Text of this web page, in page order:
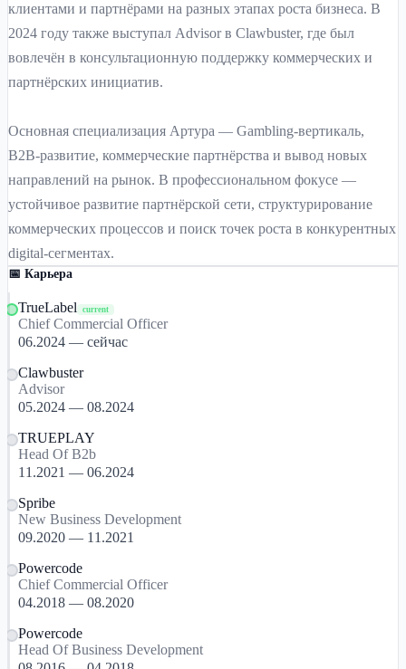
клиентами и партнёрами на разных этапах роста бизнеса. В
2024 году также выступал Advisor в Clawbuster, где был
вовлечён в консультационную поддержку коммерческих и
партнёрских инициатив.
Основная специализация Артура — Gambling-вертикаль,
B2B-развитие, коммерческие партнёрства и вывод новых
направлений на рынок. В профессиональном фокусе —
устойчивое развитие партнёрской сети, структурирование
коммерческих процессов и поиск точек роста в конкурентных
digital-сегментах.
📅 Карьера
TrueLabel current
Chief Commercial Officer
06.2024 — сейчас
Clawbuster
Advisor
05.2024 — 08.2024
TRUEPLAY
Head Of B2b
11.2021 — 06.2024
Spribe
New Business Development
09.2020 — 11.2021
Powercode
Chief Commercial Officer
04.2018 — 08.2020
Powercode
Head Of Business Development